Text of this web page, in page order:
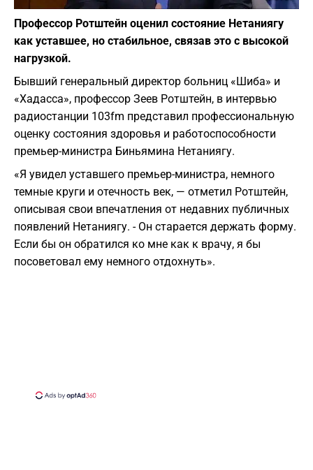
Профессор Ротштейн оценил состояние Нетаниягу
как уставшее, но стабильное, связав это с высокой
нагрузкой.
Бывший генеральный директор больниц «Шиба» и
«Хадасса», профессор Зеев Ротштейн, в интервью
радиостанции 103fm представил профессиональную
оценку состояния здоровья и работоспособности
премьер-министра Биньямина Нетаниягу.
«Я увидел уставшего премьер-министра, немного
темные круги и отечность век, — отметил Ротштейн,
описывая свои впечатления от недавних публичных
появлений Нетаниягу. - Он старается держать форму.
Если бы он обратился ко мне как к врачу, я бы
посоветовал ему немного отдохнуть».